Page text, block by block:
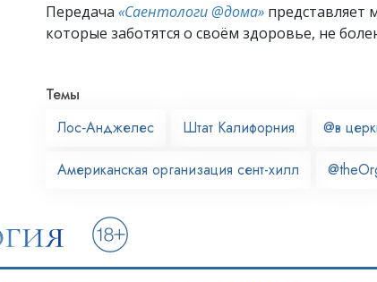
Передача «Саентологи @дома» представляет
которые заботятся о своём здоровье, не
Темы
Лос‑Анджелес
Штат Калифорния @в
Американская организация сент-хилл